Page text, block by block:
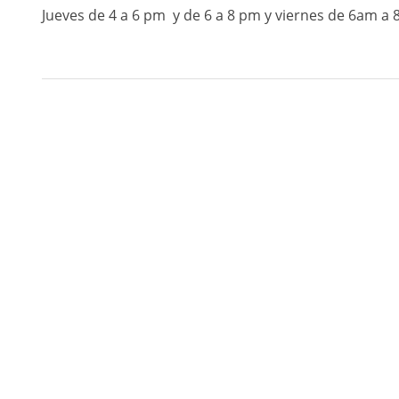
Jueves de 4 a 6 pm y de 6 a 8 pm y viernes de 6am a